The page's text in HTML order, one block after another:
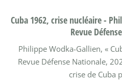
Cuba 1962, crise nucléaire -
Revue
Philippe Wodka-Gallien, «
Revue Défense Nationale,
crise de Cuba